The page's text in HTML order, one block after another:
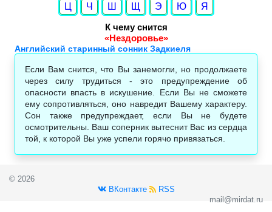
Ц
Ч Ш Щ Э Ю
Я
К чему снится
«Нездоровье»
Английский старинный сонник Задкиеля
Если Вам снится, что Вы занемогли, но продолжаете
через силу трудиться - это предупреждение об
опасности впасть в искушение. Если Вы не сможете
ему сопротивляться, оно навредит Вашему характеру.
Сон также предупреждает, если Вы не будете
осмотрительны. Ваш соперник вытеснит Вас из сердца
той, к которой Вы уже успели горячо привязаться.
© 2026
ВКонтакте
RSS
mail@mirdat.ru